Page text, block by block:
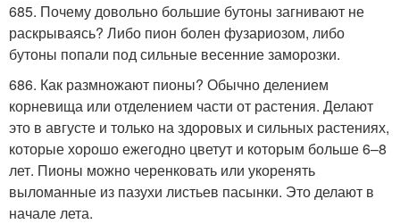
685. Почему довольно большие бутоны загнивают не
раскрываясь? Либо пион болен фузариозом, либо
бутоны попали под сильные весенние заморозки.
686. Как размножают пионы? Обычно делением
корневища или отделением части от растения. Делают
это в августе и только на здоровых и сильных растениях,
которые хорошо ежегодно цветут и которым больше 6–8
лет. Пионы можно черенковать или укоренять
выломанные из пазухи листьев пасынки. Это делают в
начале лета.